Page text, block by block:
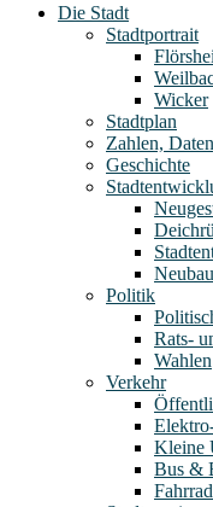
Die Stadt
Stadtportrait
Wicker
Stadtplan
Zahlen,
Geschichte
Politik
Rats-
Wahlen
Verkehr
Kleine
Bus &